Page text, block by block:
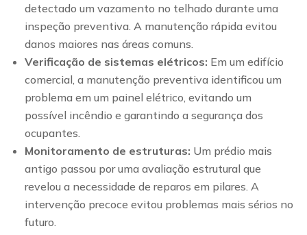
detectado um vazamento no telhado durante uma
inspeção preventiva. A manutenção rápida evitou
danos maiores nas áreas comuns.
Verificação de sistemas elétricos: Em um edifício
comercial, a manutenção preventiva identificou um
problema em um painel elétrico, evitando um
possível incêndio e garantindo a segurança dos
ocupantes.
Monitoramento de estruturas: Um prédio mais
antigo passou por uma avaliação estrutural que
revelou a necessidade de reparos em pilares. A
intervenção precoce evitou problemas mais sérios no
futuro.